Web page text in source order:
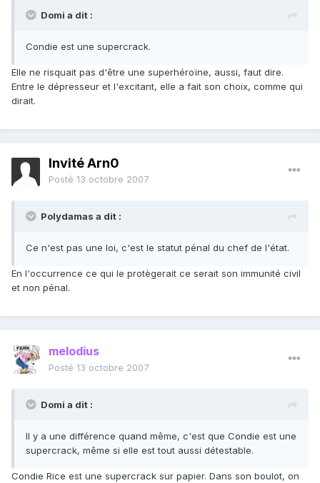
Domi a dit :
Condie est une supercrack.
Elle ne risquait pas d'être une superhéroïne, aussi, faut dire.
Entre le dépresseur et l'excitant, elle a fait son choix, comme qui
dirait.
Invité Arn0
Posté 13 octobre 2007
Polydamas a dit :
Ce n'est pas une loi, c'est le statut pénal du chef de l'état.
En l'occurrence ce qui le protègerait ce serait son immunité civil
et non pénal.
melodius
Posté 13 octobre 2007
Domi a dit :
Il y a une différence quand même, c'est que Condie est une
supercrack, même si elle est tout aussi détestable.
Condie Rice est une supercrack sur papier. Dans son boulot, on